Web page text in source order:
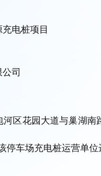
电桩项目
司
区花园大道与巢湖
停车场充电桩运营单